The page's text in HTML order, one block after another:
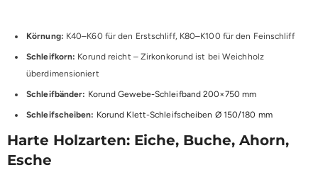
Körnung: K40–K60 für den Erstschliff, K80–K100 für den Feinschliff
Schleifkorn: Korund reicht – Zirkonkorund ist bei Weichholz
überdimensioniert
Schleifbänder: Korund Gewebe-Schleifband 200×750 mm
Schleifscheiben: Korund Klett-Schleifscheiben Ø 150/180 mm
Harte Holzarten: Eiche, Buche, Ahorn,
Esche